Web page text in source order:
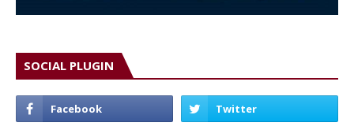
SOCIAL PLUGIN